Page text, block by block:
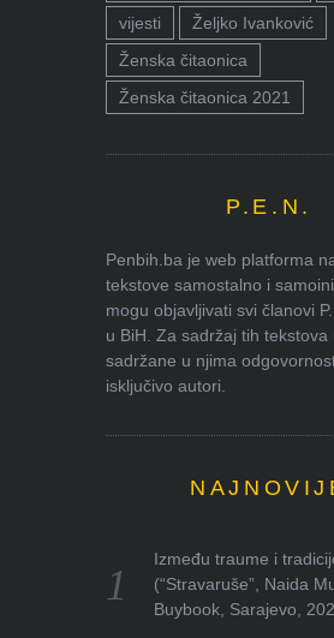
vijesti
Željko Ivanković
Ženska čitaonica
Ženska čitaonica 2021
P.E.N.
Penbih.ba je web platforma
tekstove samostalno i
mogu objavljivati svi članovi
u BiH. Za sadržaj tih tekstova
sadržane u njima
isključivo autori.
Između traume i
(“Stravaruše”, Naida
Buybook, Sarajevo,